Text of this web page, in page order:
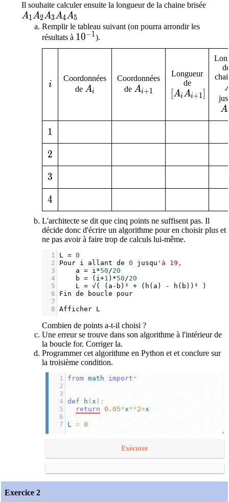
Il souhaite calculer ensuite la longueur de la chaine brisée
A_1A_2A_3A_4A_5
A1A2A3A4A5
Remplir le tableau suivant (on pourra arrondir les
résultats à 10^{-1}
10−1).
i
i
Coordonnées
de A_i
Ai
Coordonnées
de A_{i+1}
Ai+1
Longueur
de
[A_iA_{i+1}]
AiAi+1
A
1
1
2
2
3
3
4
4
L'architecte se dit que cinq points ne suffisent pas. Il
décide donc d'écrire un algorithme pour en choisir plus et
ne pas avoir à faire trop de calculs lui-même.
1 L = 0
2
Pour i allant de 0 jusqu 'à 19,
3
a = i*50/20
4
b = ( i+1 ) *50/20
5
L = √ ( ( a - b ) ² + ( h ( a ) - h ( b )) ²
)
6
Fin de boucle
pour
7
8 Afficher L
Combien de points a-t-il choisi ?
Une erreur se trouve dans son algorithme à l'intérieur de
la boucle for. Corriger la.
Programmer cet algorithme en Python et et conclure sur
la troisième condition.
1 from math import*
2
3
4 def h ( x ):
5
return 0.05*x**2+x
6
7
L = 0
Exécuter
Exercice 2